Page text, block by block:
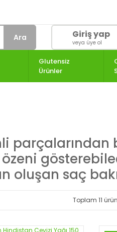
Ara Giriş yap
veya üye ol
Glutensiz
Ürünler
parçalarından
özeni
oluşan saç
Toplam 11 ürün